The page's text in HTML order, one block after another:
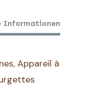
Informationen
Appareil à